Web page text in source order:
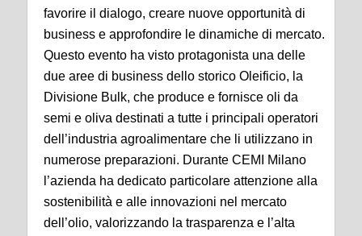
favorire il dialogo, creare nuove opportunità di
business e approfondire le dinamiche di mercato.
Questo evento ha visto protagonista una delle
due aree di business dello storico Oleificio, la
Divisione Bulk, che produce e fornisce oli da
semi e oliva destinati a tutte i principali operatori
dell’industria agroalimentare che li utilizzano in
numerose preparazioni. Durante CEMI Milano
l’azienda ha dedicato particolare attenzione alla
sostenibilità e alle innovazioni nel mercato
dell’olio, valorizzando la trasparenza e l’alta